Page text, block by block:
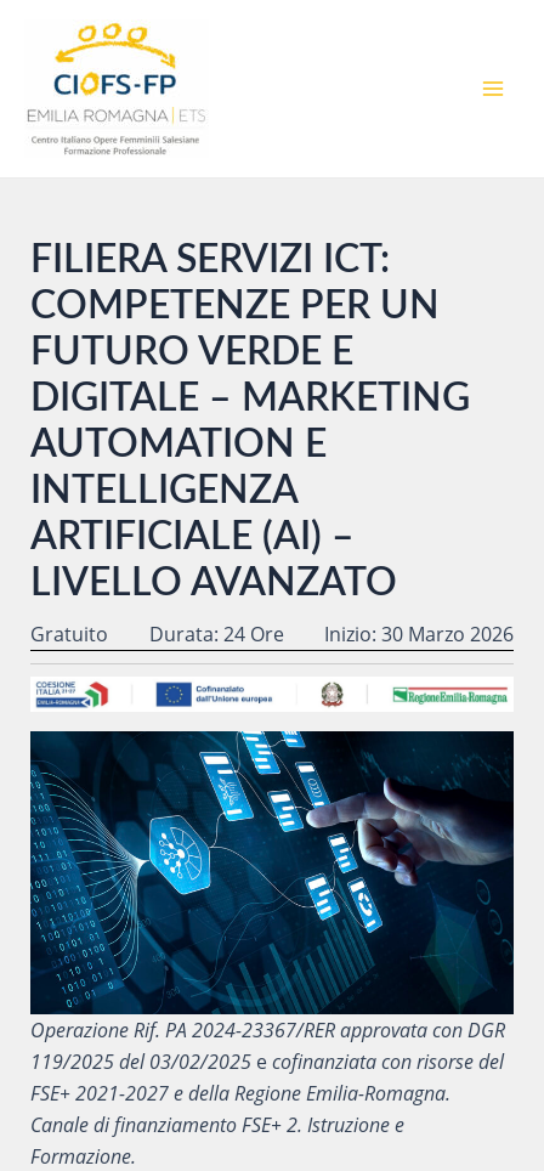
contenuto
FILIERA SERVIZI ICT:
COMPETENZE PER UN
FUTURO VERDE E
DIGITALE – MARKETING
AUTOMATION E
INTELLIGENZA
ARTIFICIALE (AI) –
LIVELLO AVANZATO
Gratuito Durata: 24 Ore Inizio: 30 Marzo 2026
Operazione Rif. PA 2024-23367/RER approvata con DGR
119/2025 del 03/02/2025ecofinanziata con risorse del
FSE+ 2021-2027 e della Regione Emilia-Romagna.
Canale di finanziamento FSE+ 2. Istruzione e
Formazione.